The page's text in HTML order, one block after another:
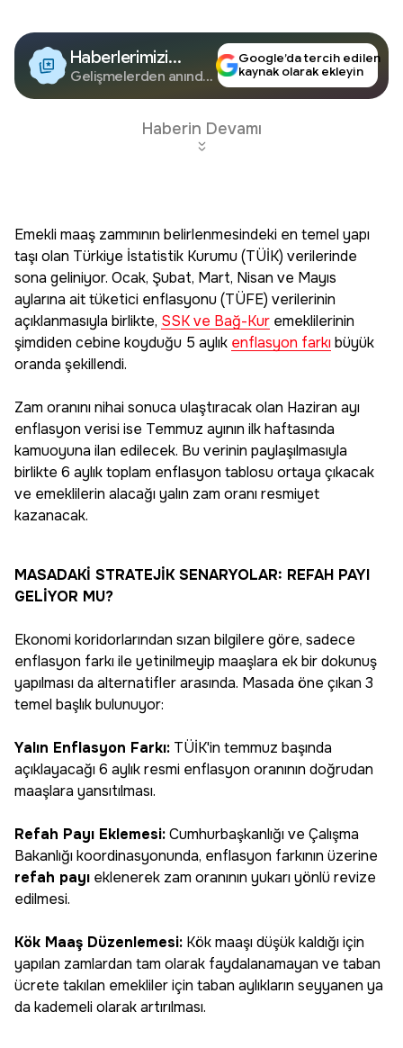
Haberlerimizi
Google'da Takip
Edin
Gelişmelerden anında
Google’da tercih edilen
kaynak olarak ekleyin
Haberin Devamı
Emekli maaş zammının belirlenmesindeki en temel yapı
taşı olan Türkiye İstatistik Kurumu (TÜİK) verilerinde
sona geliniyor. Ocak, Şubat, Mart, Nisan ve Mayıs
aylarına ait tüketici enflasyonu (TÜFE) verilerinin
açıklanmasıyla birlikte, SSK ve Bağ-Kur emeklilerinin
şimdiden cebine koyduğu 5 aylık enflasyon farkıbüyük
oranda şekillendi.
Zam oranını nihai sonuca ulaştıracak olan Haziran ayı
enflasyon verisi ise Temmuz ayının ilk haftasında
kamuoyuna ilan edilecek. Bu verinin paylaşılmasıyla
birlikte 6 aylık toplam enflasyon tablosu ortaya çıkacak
ve emeklilerin alacağı yalın zam oranı resmiyet
kazanacak.
MASADAKİ STRATEJİK SENARYOLAR: REFAH PAYI
GELİYOR MU?
Ekonomi koridorlarından sızan bilgilere göre, sadece
enflasyon farkı ile yetinilmeyip maaşlara ek bir dokunuş
yapılması da alternatifler arasında. Masada öne çıkan 3
temel başlık bulunuyor:
Yalın Enflasyon Farkı: TÜİK'in temmuz başında
açıklayacağı 6 aylık resmi enflasyon oranının doğrudan
maaşlara yansıtılması.
Refah Payı Eklemesi:Cumhurbaşkanlığı ve Çalışma
Bakanlığı koordinasyonunda, enflasyon farkının üzerine
refah payı eklenerek zam oranının yukarı yönlü revize
edilmesi.
Kök Maaş Düzenlemesi: Kök maaşı düşük kaldığı için
yapılan zamlardan tam olarak faydalanamayan ve taban
ücrete takılan emekliler için taban aylıkların seyyanen ya
da kademeli olarak artırılması.